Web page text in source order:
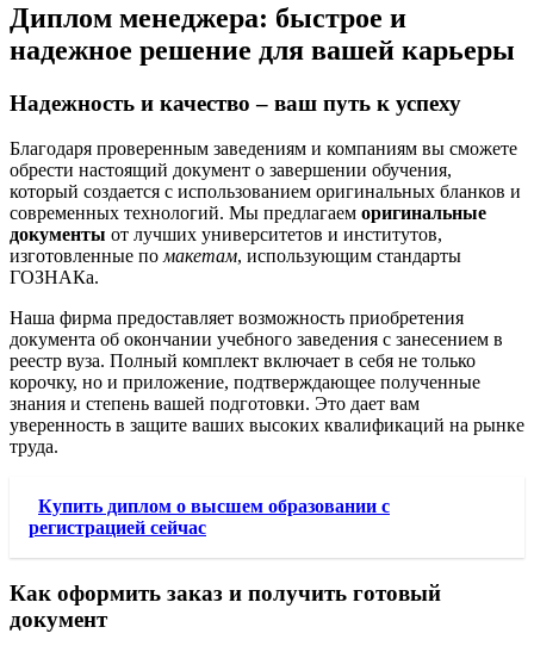
Диплом менеджера: быстрое и
надежное решение для вашей карьеры
Надежность и качество – ваш путь к успеху
Благодаря проверенным заведениям и компаниям вы сможете
обрести настоящий документ о завершении обучения,
который создается с использованием оригинальных бланков и
современных технологий. Мы предлагаем оригинальные
документы от лучших университетов и институтов,
изготовленные по макетам, использующим стандарты
ГОЗНАКа.
Наша фирма предоставляет возможность приобретения
документа об окончании учебного заведения с занесением в
реестр вуза. Полный комплект включает в себя не только
корочку, но и приложение, подтверждающее полученные
знания и степень вашей подготовки. Это дает вам
уверенность в защите ваших высоких квалификаций на рынке
труда.
Купить диплом о высшем образовании с
регистрацией сейчас
Как оформить заказ и получить готовый
документ